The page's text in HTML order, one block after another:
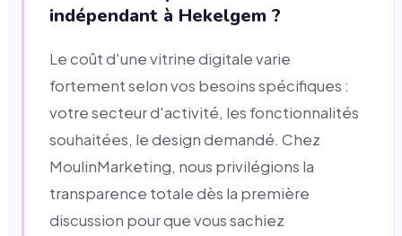
indépendant à Hekelgem ?
Le coût d'une vitrine digitale varie
fortement selon vos besoins spécifiques :
votre secteur d'activité, les fonctionnalités
souhaitées, le design demandé. Chez
MoulinMarketing, nous privilégions la
transparence totale dès la première
discussion pour que vous sachiez